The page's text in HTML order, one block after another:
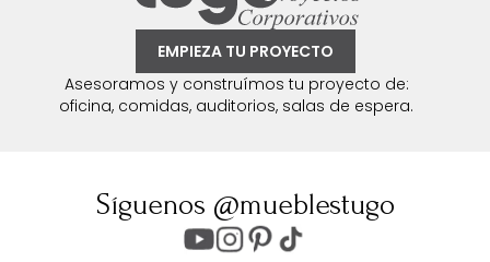
EMPIEZA TU PROYECTO
Asesoramos y construímos tu proyecto de:
oficina, comidas, auditorios, salas de espera.
Síguenos @mueblestugo